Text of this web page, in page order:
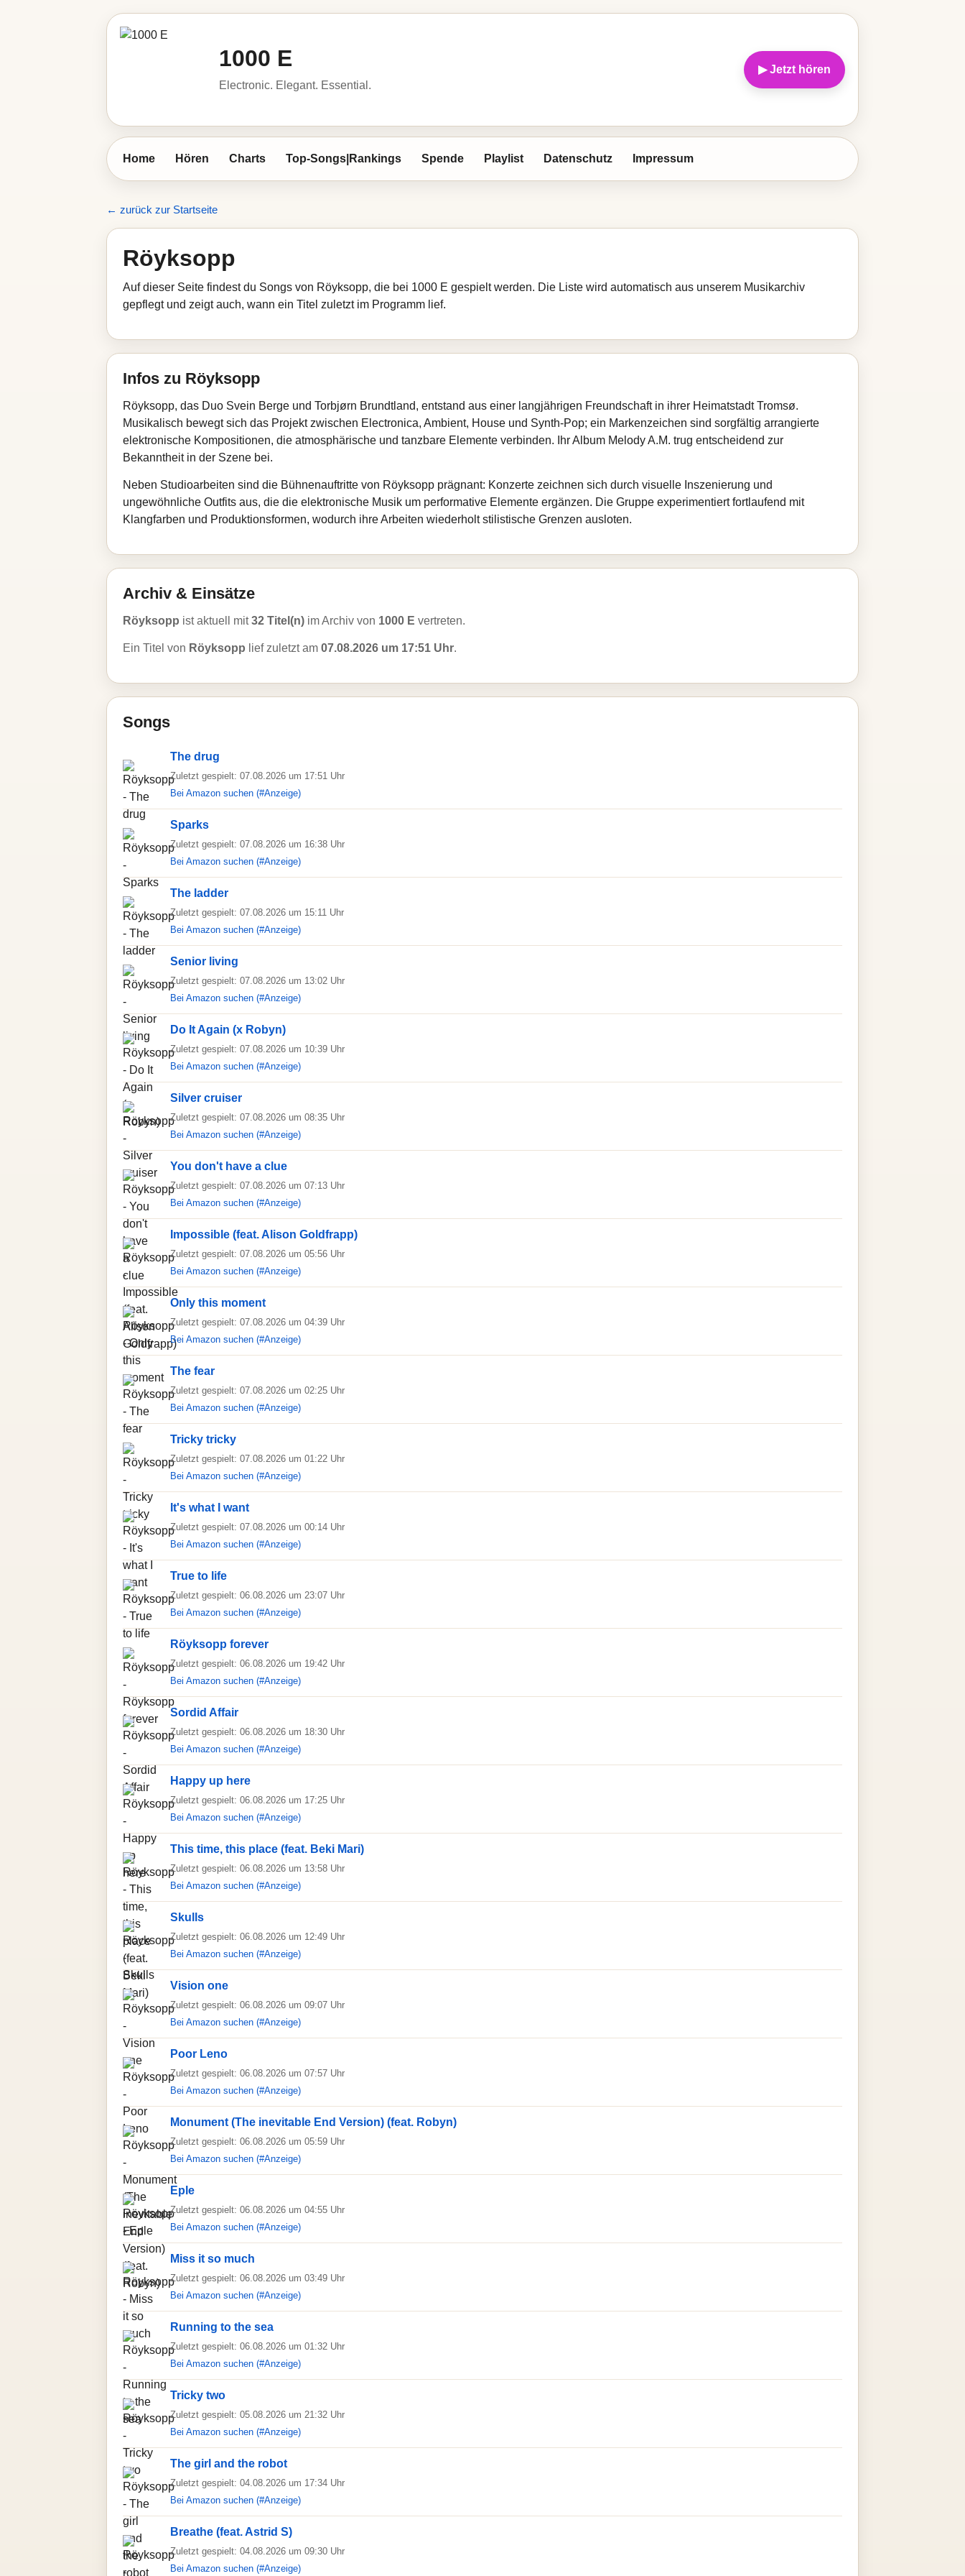
1000 E
Electronic. Elegant. Essential.
▶ Jetzt hören
Home Hören Charts Top-Songs|Rankings Spende Playlist Datenschutz Impressum
← zurück zur Startseite
Röyksopp
Auf dieser Seite findest du Songs von Röyksopp, die bei 1000 E gespielt werden. Die Liste wird automatisch aus unserem Musikarchiv
gepflegt und zeigt auch, wann ein Titel zuletzt im Programm lief.
Infos zu Röyksopp
Röyksopp, das Duo Svein Berge und Torbjørn Brundtland, entstand aus einer langjährigen Freundschaft in ihrer Heimatstadt Tromsø.
Musikalisch bewegt sich das Projekt zwischen Electronica, Ambient, House und Synth‑Pop; ein Markenzeichen sind sorgfältig arrangierte
elektronische Kompositionen, die atmosphärische und tanzbare Elemente verbinden. Ihr Album Melody A.M. trug entscheidend zur
Bekanntheit in der Szene bei.
Neben Studioarbeiten sind die Bühnenauftritte von Röyksopp prägnant: Konzerte zeichnen sich durch visuelle Inszenierung und
ungewöhnliche Outfits aus, die die elektronische Musik um performative Elemente ergänzen. Die Gruppe experimentiert fortlaufend mit
Klangfarben und Produktionsformen, wodurch ihre Arbeiten wiederholt stilistische Grenzen ausloten.
Archiv & Einsätze
Röyksopp ist aktuell mit32 Titel(n) im Archiv von 1000 E vertreten.
Ein Titel von Röyksopp lief zuletzt am 07.08.2026 um 17:51 Uhr.
Songs
The drug
Zuletzt gespielt: 07.08.2026 um 17:51 Uhr
Bei Amazon suchen (#Anzeige)
Sparks
Zuletzt gespielt: 07.08.2026 um 16:38 Uhr
Bei Amazon suchen (#Anzeige)
The ladder
Zuletzt gespielt: 07.08.2026 um 15:11 Uhr
Bei Amazon suchen (#Anzeige)
Senior living
Zuletzt gespielt: 07.08.2026 um 13:02 Uhr
Bei Amazon suchen (#Anzeige)
Do It Again (x Robyn)
Zuletzt gespielt: 07.08.2026 um 10:39 Uhr
Bei Amazon suchen (#Anzeige)
Silver cruiser
Zuletzt gespielt: 07.08.2026 um 08:35 Uhr
Bei Amazon suchen (#Anzeige)
You don't have a clue
Zuletzt gespielt: 07.08.2026 um 07:13 Uhr
Bei Amazon suchen (#Anzeige)
Impossible (feat. Alison Goldfrapp)
Zuletzt gespielt: 07.08.2026 um 05:56 Uhr
Bei Amazon suchen (#Anzeige)
Only this moment
Zuletzt gespielt: 07.08.2026 um 04:39 Uhr
Bei Amazon suchen (#Anzeige)
The fear
Zuletzt gespielt: 07.08.2026 um 02:25 Uhr
Bei Amazon suchen (#Anzeige)
Tricky tricky
Zuletzt gespielt: 07.08.2026 um 01:22 Uhr
Bei Amazon suchen (#Anzeige)
It's what I want
Zuletzt gespielt: 07.08.2026 um 00:14 Uhr
Bei Amazon suchen (#Anzeige)
True to life
Zuletzt gespielt: 06.08.2026 um 23:07 Uhr
Bei Amazon suchen (#Anzeige)
Röyksopp forever
Zuletzt gespielt: 06.08.2026 um 19:42 Uhr
Bei Amazon suchen (#Anzeige)
Sordid Affair
Zuletzt gespielt: 06.08.2026 um 18:30 Uhr
Bei Amazon suchen (#Anzeige)
Happy up here
Zuletzt gespielt: 06.08.2026 um 17:25 Uhr
Bei Amazon suchen (#Anzeige)
This time, this place (feat. Beki Mari)
Zuletzt gespielt: 06.08.2026 um 13:58 Uhr
Bei Amazon suchen (#Anzeige)
Skulls
Zuletzt gespielt: 06.08.2026 um 12:49 Uhr
Bei Amazon suchen (#Anzeige)
Vision one
Zuletzt gespielt: 06.08.2026 um 09:07 Uhr
Bei Amazon suchen (#Anzeige)
Poor Leno
Zuletzt gespielt: 06.08.2026 um 07:57 Uhr
Bei Amazon suchen (#Anzeige)
Monument (The inevitable End Version) (feat. Robyn)
Zuletzt gespielt: 06.08.2026 um 05:59 Uhr
Bei Amazon suchen (#Anzeige)
Eple
Zuletzt gespielt: 06.08.2026 um 04:55 Uhr
Bei Amazon suchen (#Anzeige)
Miss it so much
Zuletzt gespielt: 06.08.2026 um 03:49 Uhr
Bei Amazon suchen (#Anzeige)
Running to the sea
Zuletzt gespielt: 06.08.2026 um 01:32 Uhr
Bei Amazon suchen (#Anzeige)
Tricky two
Zuletzt gespielt: 05.08.2026 um 21:32 Uhr
Bei Amazon suchen (#Anzeige)
The girl and the robot
Zuletzt gespielt: 04.08.2026 um 17:34 Uhr
Bei Amazon suchen (#Anzeige)
Breathe (feat. Astrid S)
Zuletzt gespielt: 04.08.2026 um 09:30 Uhr
Bei Amazon suchen (#Anzeige)